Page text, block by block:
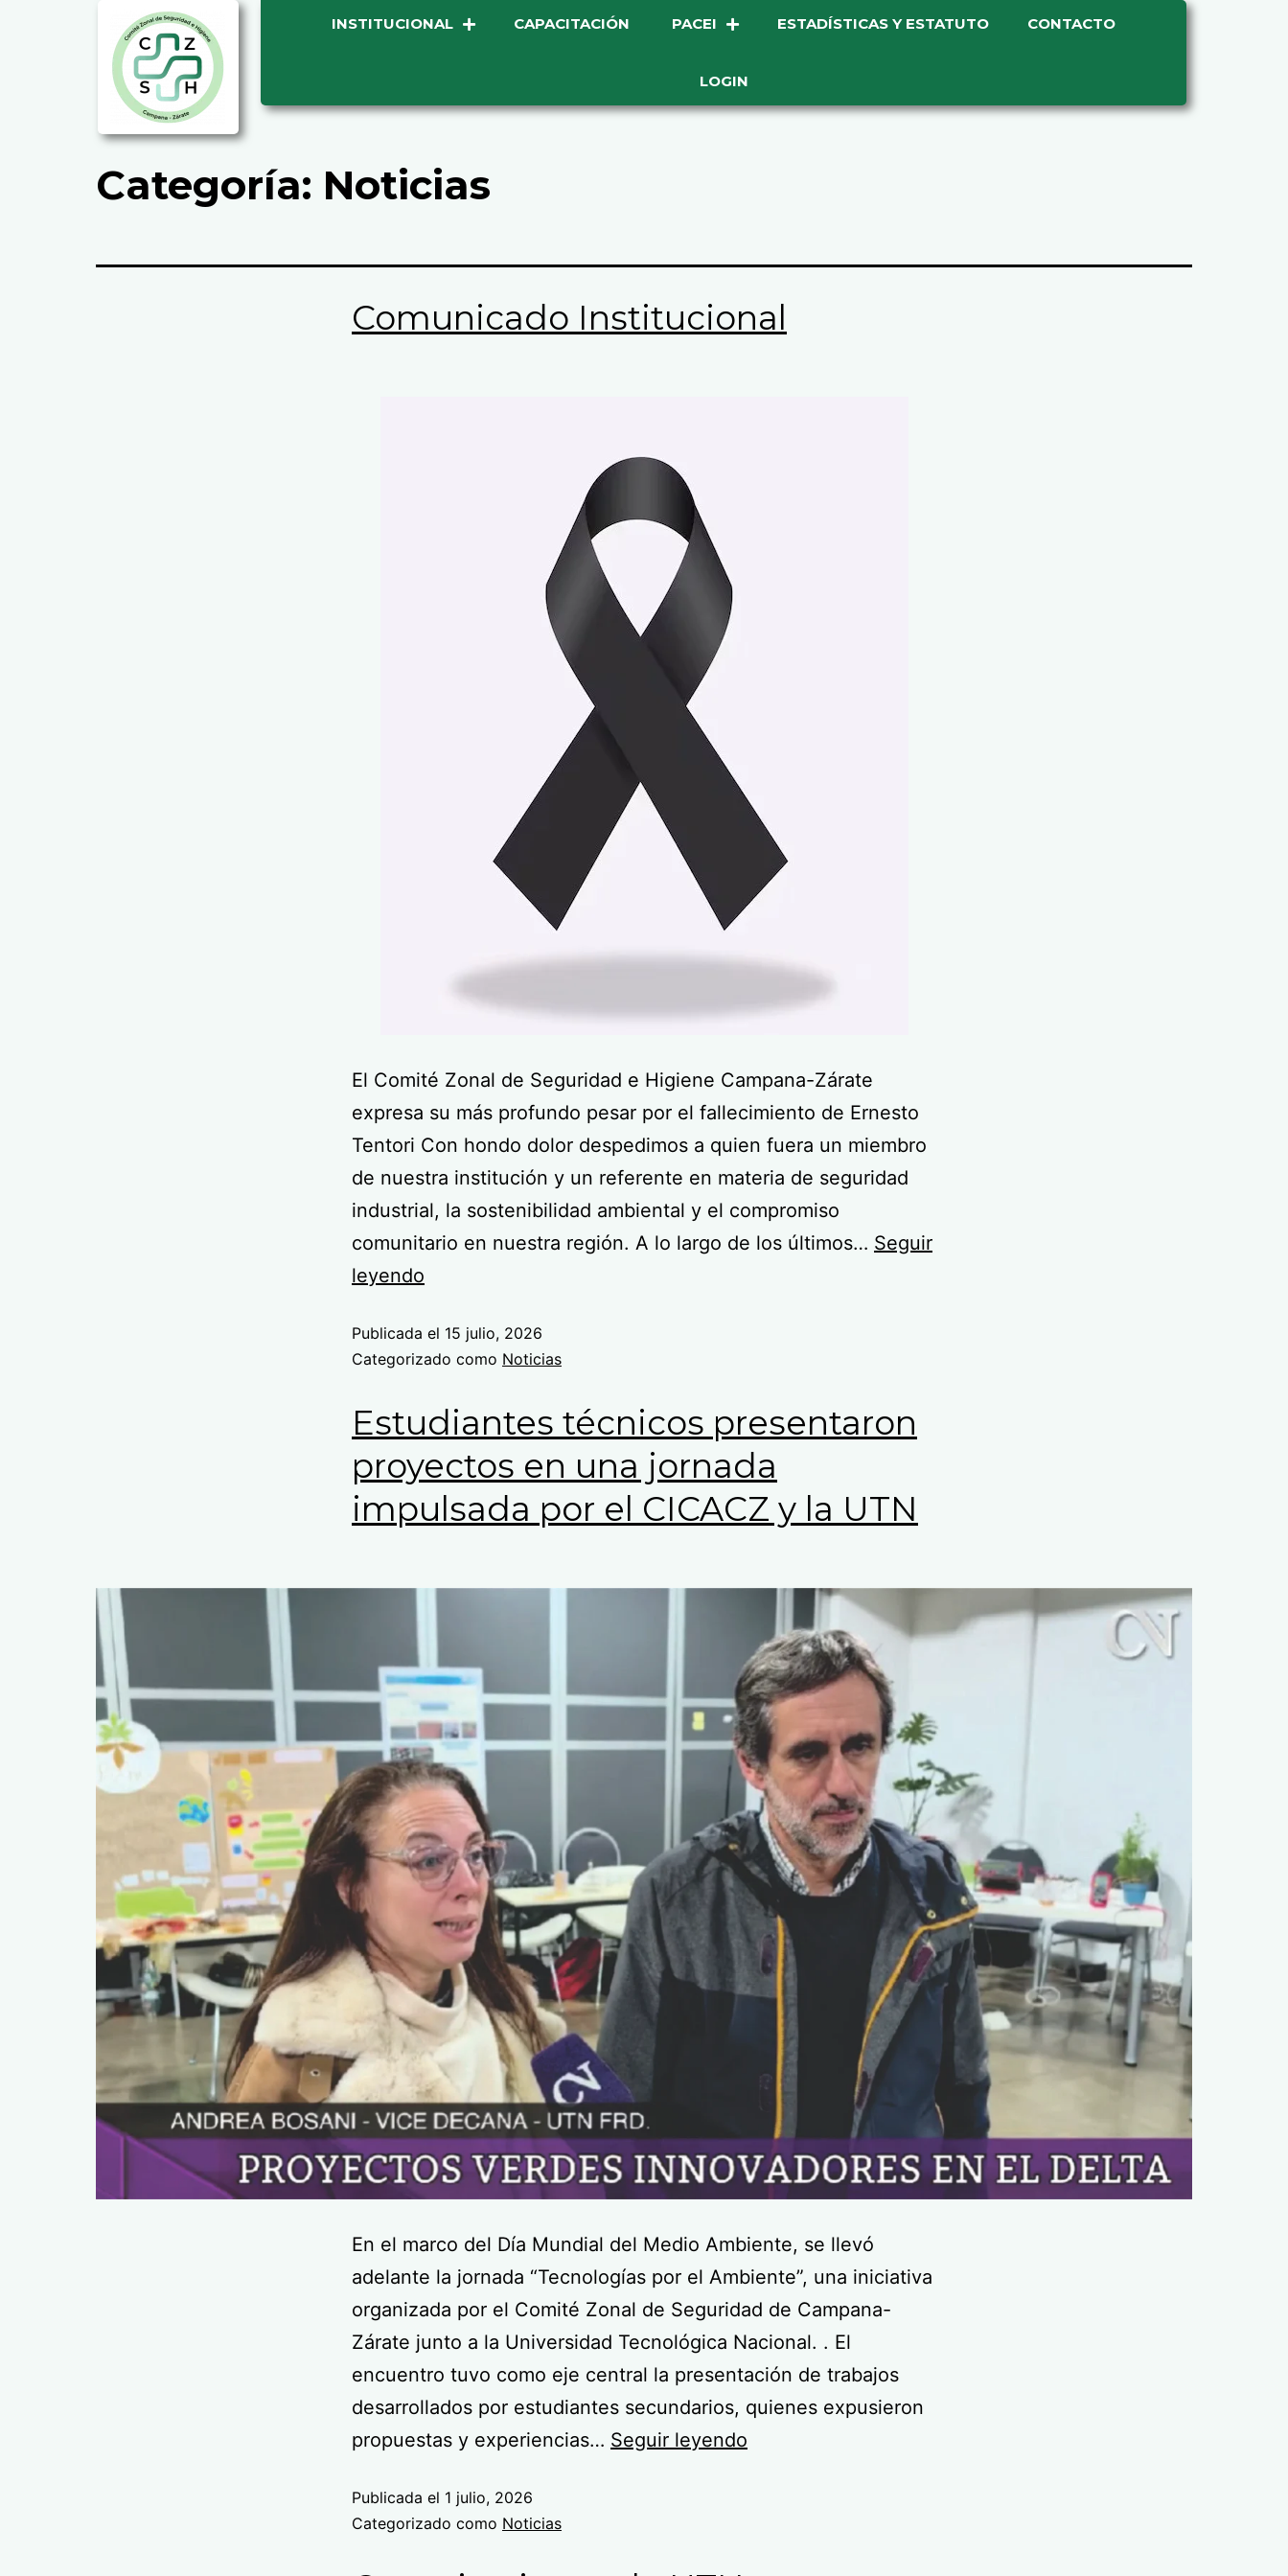
INSTITUCIONAL CAPACITACIÓN PACEI ESTADÍSTICAS Y ESTATUTO CONTACTO
LOGIN
Categoría: Noticias
Comunicado Institucional
El Comité Zonal de Seguridad e Higiene Campana-Zárate
expresa su más profundo pesar por el fallecimiento de Ernesto
Tentori Con hondo dolor despedimos a quien fuera un miembro
de nuestra institución y un referente en materia de seguridad
industrial, la sostenibilidad ambiental y el compromiso
comunitario en nuestra región. A lo largo de los últimos… Seguir
leyendo
Publicada el 15 julio, 2026
Categorizado como Noticias
Estudiantes técnicos presentaron
proyectos en una jornada
impulsada por el CICACZ y la UTN
En el marco del Día Mundial del Medio Ambiente, se llevó
adelante la jornada “Tecnologías por el Ambiente”, una iniciativa
organizada por el Comité Zonal de Seguridad de Campana-
Zárate junto a la Universidad Tecnológica Nacional. . El
encuentro tuvo como eje central la presentación de trabajos
desarrollados por estudiantes secundarios, quienes expusieron
propuestas y experiencias… Seguir leyendo
Publicada el 1 julio, 2026
Categorizado como Noticias